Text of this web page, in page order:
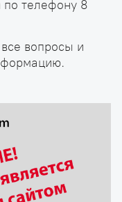
по телефону 8
вопросы и